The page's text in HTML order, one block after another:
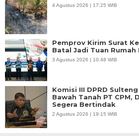
4 Agustus 2026 | 17:25 WIB
Pemprov Kirim Surat
Batal Jadi Tuan Rumah
3 Agustus 2026 | 10:48 WIB
Komisi III DPRD
Bawah Tanah PT CPM,
Segera Bertindak
2 Agustus 2026 | 19:15 WIB